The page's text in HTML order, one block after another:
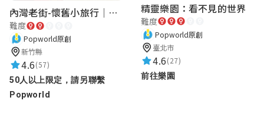
內灣老街-懷舊小旅行｜新竹老街城市解謎
難度
Popworld原創
新竹縣
4.6(57)
50人以上限定，請另聯繫
Popworld
精靈樂園：看不見的世界
難度
Popworld原創
臺北市
4.6(27)
前往樂園